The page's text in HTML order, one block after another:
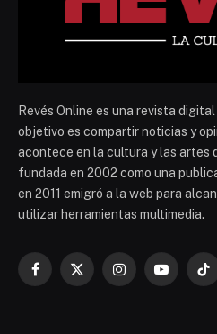
Revés Online es una revista
objetivo es compartir noticias y
acontece en la cultura y las artes
fundada en 2002 como una
en 2011 emigró a la web para
utilizar herramientas multimedia.
Facebook
X
InstagramYouTube